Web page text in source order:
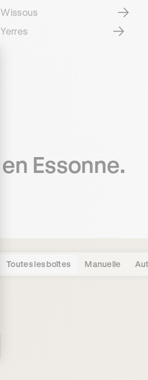
Wissous
Yerres
Essonne.
Toutes les boîtes Manuelle
vos